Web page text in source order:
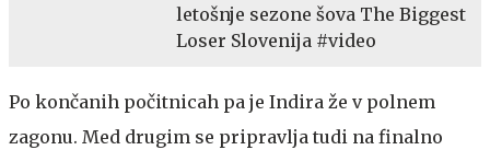
letošnje sezone šova The Biggest
Loser Slovenija #video
Po končanih počitnicah pa je Indira že v polnem
zagonu. Med drugim se pripravlja tudi na finalno